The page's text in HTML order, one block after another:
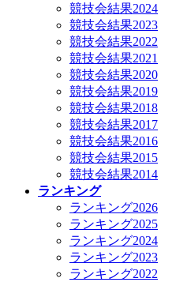
競技会結果2024
競技会結果2023
競技会結果2022
競技会結果2021
競技会結果2020
競技会結果2019
競技会結果2018
競技会結果2017
競技会結果2016
競技会結果2015
競技会結果2014
ランキング
ランキング2026
ランキング2025
ランキング2024
ランキング2023
ランキング2022